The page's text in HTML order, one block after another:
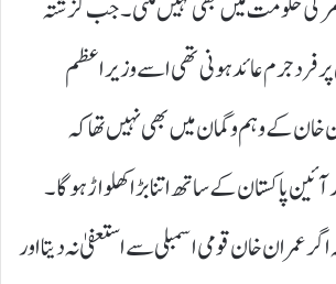
کی حکومت میں بھی نہیں ملتی۔ جب گزشتہ
جرم عائد ہونی تھی اسے وزیراعظم
خان کے وہم و گمان میں بھی نہیں تھا کہ
پاکستان کے ساتھ اتنا بڑا کھلواڑ ہو گا۔
عمران خان قومی اسمبلی سے استعفیٰ نہ دیتا اور